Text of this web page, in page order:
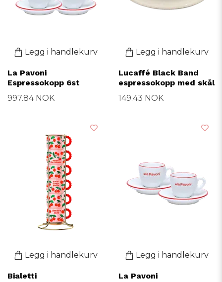
Legg i handlekurv
La Pavoni
Espressokopp 6st
997.84 NOK
Legg i handlekurv
Lucaffé Black Band
espressokopp med skål
149.43 NOK
Legg i handlekurv
Bialetti
Legg i handlekurv
La Pavoni